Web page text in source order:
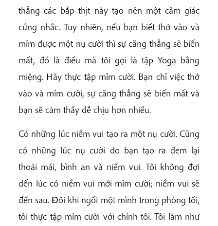
thẳng các bắp thịt này tạo nên một cảm giác
cứng nhắc. Tuy nhiên, nếu bạn biết thở vào và
mỉm được một nụ cười thì sự căng thẳng sẽ biến
mất, đó là điều mà tôi gọi là tập Yoga bằng
miệng. Hãy thực tập mỉm cười. Bạn chỉ việc thở
vào và mỉm cười, sự căng thẳng sẽ biến mất và
bạn sẽ cảm thấy dễ chịu hơn nhiều.
Có những lúc niềm vui tạo ra một nụ cười. Cũng
có những lúc nụ cười do bạn tạo ra đem lại
thoải mái, bình an và niềm vui. Tôi không đợi
đến lúc có niềm vui mới mỉm cười; niềm vui sẽ
đến sau. Ðôi khi ngồi một mình trong phòng tối,
tôi thực tập mỉm cười với chính tôi. Tôi làm như